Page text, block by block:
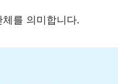
를 의미합니다.